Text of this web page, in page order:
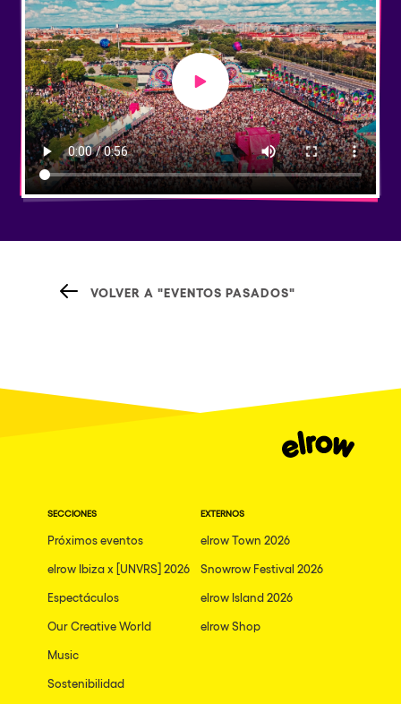
Play video
VOLVER A "EVENTOS PASADOS"
SECCIONES
Próximos eventos
elrow Ibiza x [UNVRS] 2026
Espectáculos
Our Creative World
Music
Sostenibilidad
EXTERNOS
elrow Town 2026
Snowrow Festival 2026
elrow Island 2026
elrow Shop